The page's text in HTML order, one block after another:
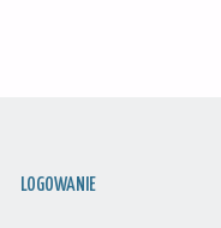
LOGOWANIE